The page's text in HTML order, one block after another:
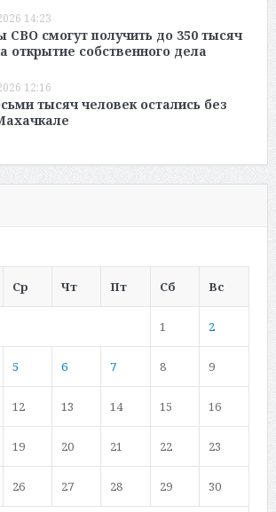
14:23
СВО смогут получить до 350 тысяч
открытие собственного дела
12:16
тысяч человек остались без
Ср Чт Пт Сб Вс
1 2
5 6 7 8 9
12 13 14 15 16
19 20 21 22 23
26 27 28 29 30